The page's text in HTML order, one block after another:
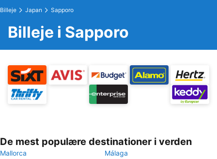
Billeje Japan Sapporo
Billeje i Sapporo
De mest populære destinationer i verden
Mallorca
Málaga